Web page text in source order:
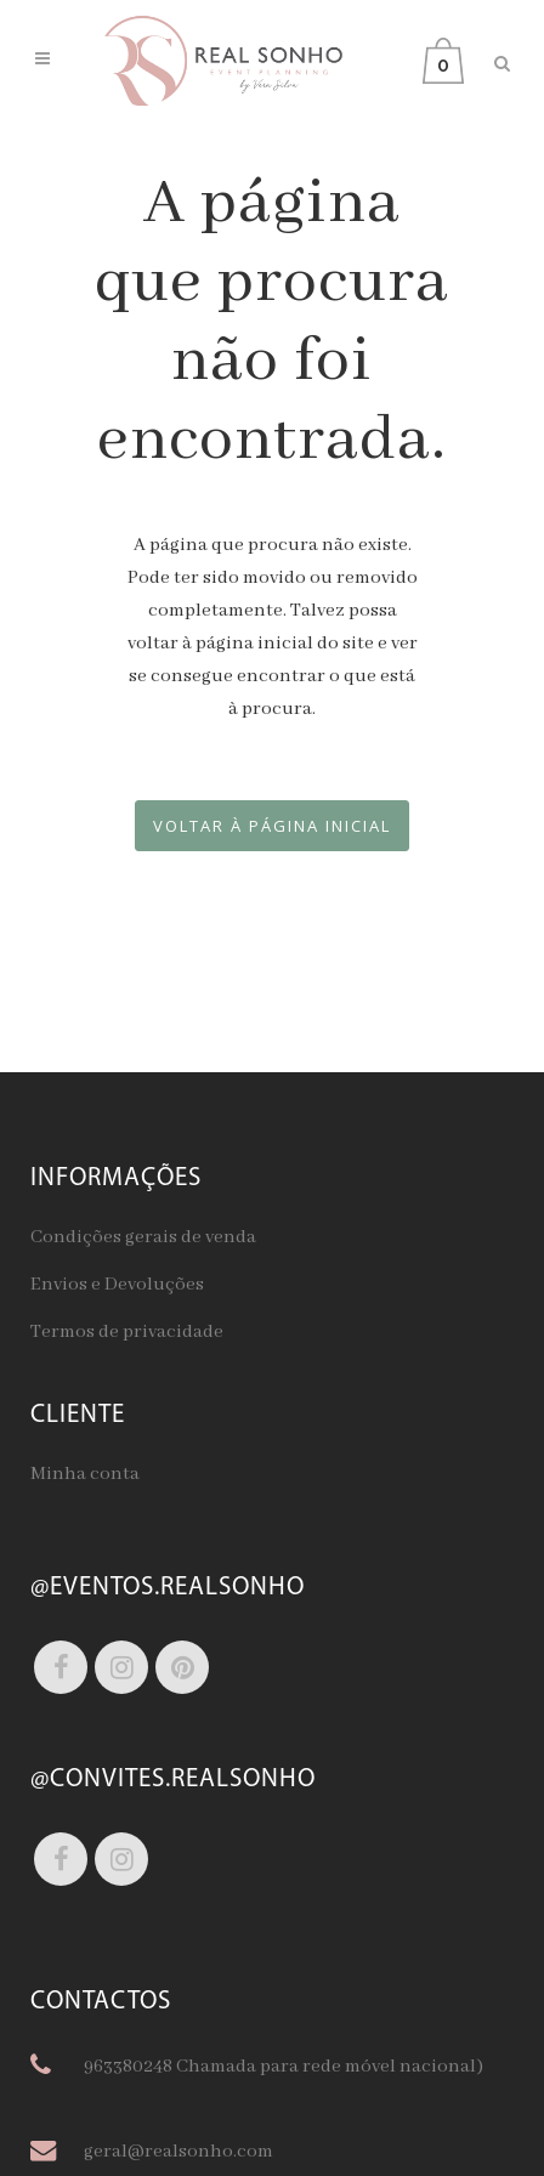
0
A página
que procura
não foi
encontrada.
A página que procura não existe.
Pode ter sido movido ou removido
completamente. Talvez possa
voltar à página inicial do site e ver
se consegue encontrar o que está
à procura.
VOLTAR À PÁGINA INICIAL
INFORMAÇÕES
Condições gerais de venda
Envios e Devoluções
Termos de privacidade
CLIENTE
Minha conta
@EVENTOS.REALSONHO
@CONVITES.REALSONHO
CONTACTOS
963380248 Chamada para rede móvel nacional)
geral@realsonho.com